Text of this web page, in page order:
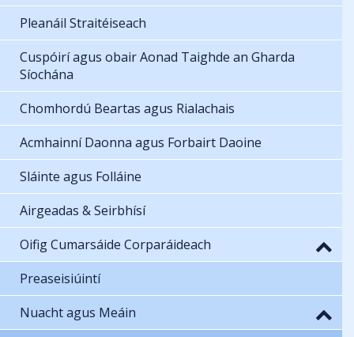
Pleanáil Straitéiseach
Cuspóirí agus obair Aonad Taighde an Gharda
Síochána
Chomhordú Beartas agus Rialachais
Acmhainní Daonna agus Forbairt Daoine
Sláinte agus Folláine
Airgeadas & Seirbhísí
Oifig Cumarsáide Corparáideach
Preaseisiúintí
Nuacht agus Meáin